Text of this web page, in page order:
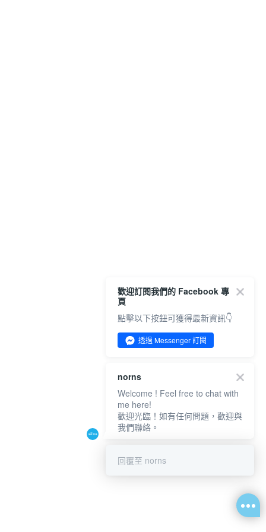
歡迎訂閱我們的 Facebook 專
頁
點擊以下按鈕可獲得最新資訊👇
透過 Messenger 訂閱
norns
Welcome ! Feel free to chat with
me here!
歡迎光臨！如有任何問題，歡迎與
我們聯絡。
回覆至 norns